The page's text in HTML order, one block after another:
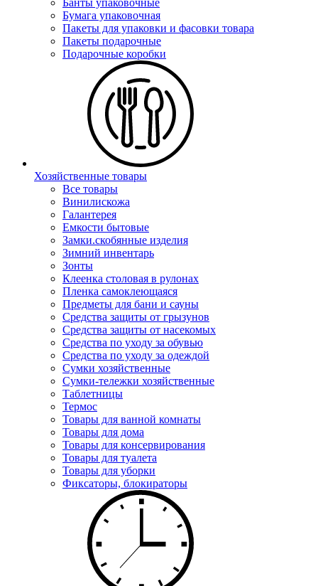
Банты упаковочные
Бумага упаковочная
Пакеты для упаковки и фасовки товара
Пакеты подарочные
Подарочные коробки
Хозяйственные товары
Все товары
Винилискожа
Галантерея
Емкости бытовые
Замки.скобянные изделия
Зимний инвентарь
Зонты
Клеенка столовая в рулонах
Пленка самоклеющаяся
Предметы для бани и сауны
Средства защиты от грызунов
Средства защиты от насекомых
Средства по уходу за обувью
Средства по уходу за одеждой
Сумки хозяйственные
Сумки-тележки хозяйственные
Таблетницы
Термос
Товары для ванной комнаты
Товары для дома
Товары для консервирования
Товары для туалета
Товары для уборки
Фиксаторы, блокираторы